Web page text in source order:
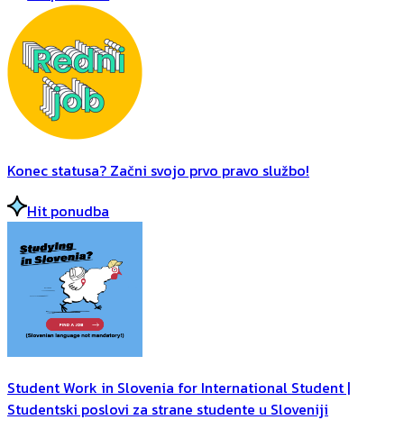
Konec statusa? Začni svojo prvo pravo službo!
Hit ponudba
Student Work in Slovenia for International Student |
Studentski poslovi za strane studente u Sloveniji